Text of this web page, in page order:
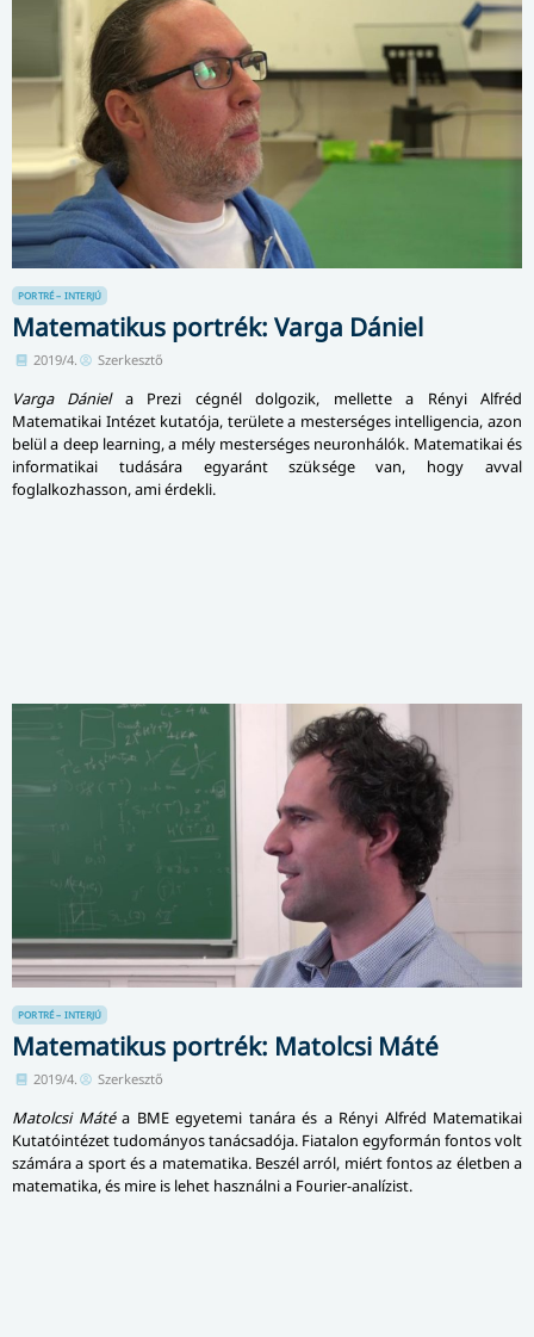
PORTRÉ – INTERJÚ
Matematikus portrék: Varga Dániel
2019/4. Szerkesztő
Varga Dániela Prezi cégnél dolgozik, mellette a Rényi Alfréd
Matematikai Intézet kutatója, területe a mesterséges intelligencia, azon
belül a deep learning, a mély mesterséges neuronhálók. Matematikai és
informatikai tudására egyaránt szüksége van, hogy avval
foglalkozhasson, ami érdekli.
PORTRÉ – INTERJÚ
Matematikus portrék: Matolcsi Máté
2019/4. Szerkesztő
Matolcsi Mátéa BME egyetemi tanára és a Rényi Alfréd Matematikai
Kutatóintézet tudományos tanácsadója. Fiatalon egyformán fontos volt
számára a sport és a matematika. Beszél arról, miért fontos az életben a
matematika, és mire is lehet használni a Fourier-analízist.